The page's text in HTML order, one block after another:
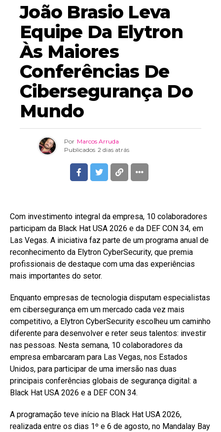
João Brasio Leva
Equipe Da Elytron
Às Maiores
Conferências De
Cibersegurança Do
Mundo
Por Marcos Arruda
Publicados 2 dias atrás
Com investimento integral da empresa, 10 colaboradores
participam da Black Hat USA 2026 e da DEF CON 34, em
Las Vegas. A iniciativa faz parte de um programa anual de
reconhecimento da Elytron CyberSecurity, que premia
profissionais de destaque com uma das experiências
mais importantes do setor.
Enquanto empresas de tecnologia disputam especialistas
em cibersegurança em um mercado cada vez mais
competitivo, a Elytron CyberSecurity escolheu um caminho
diferente para desenvolver e reter seus talentos: investir
nas pessoas. Nesta semana, 10 colaboradores da
empresa embarcaram para Las Vegas, nos Estados
Unidos, para participar de uma imersão nas duas
principais conferências globais de segurança digital: a
Black Hat USA 2026 e a DEF CON 34.
A programação teve início na Black Hat USA 2026,
realizada entre os dias 1º e 6 de agosto, no Mandalay Bay